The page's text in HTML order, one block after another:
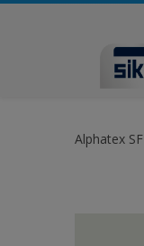
Alphatex SF